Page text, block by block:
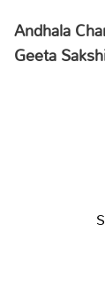
Andhala
Geeta